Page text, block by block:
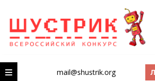
mail@shustrik.org